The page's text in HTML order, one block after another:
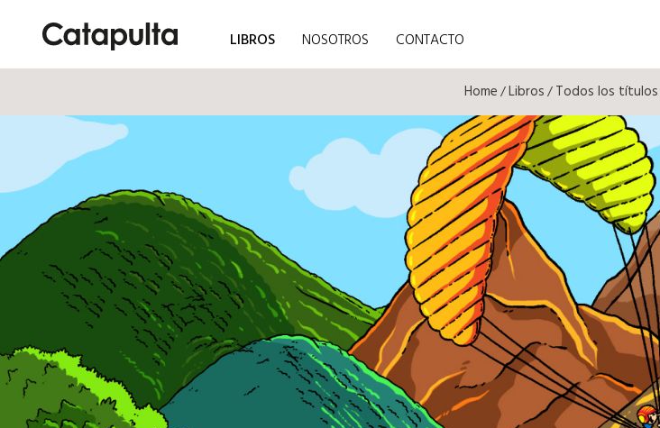
LIBROS NOSOTROS CONTACTO
Home/Libros/Todos los títulos